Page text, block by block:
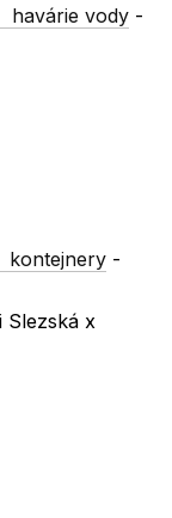
havárie vody -
kontejnery -
Slezská x